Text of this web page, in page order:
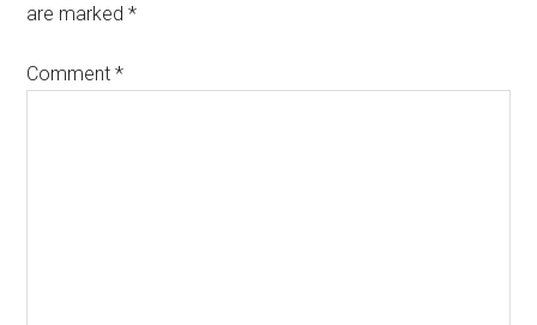
are marked*
Comment*